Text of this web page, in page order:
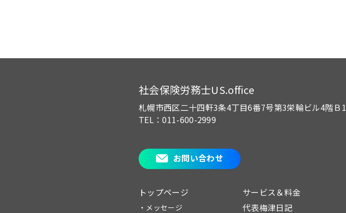
社会保険労務士US.office
札幌市西区二十四軒3条4丁目6番7号第3栄輪ビル4階Ｂ1
TEL：011-600-2999
お問い合わせ
トップページ
・メッセージ
サービス＆料金
代表梅津日記